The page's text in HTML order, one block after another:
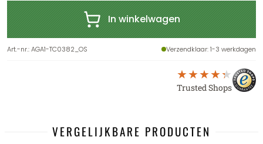
In winkelwagen
Art.-nr.:AGA1-TC0382_OS Verzendklaar: 1-3 werkdagen
Trusted Shops
VERGELIJKBARE PRODUCTEN